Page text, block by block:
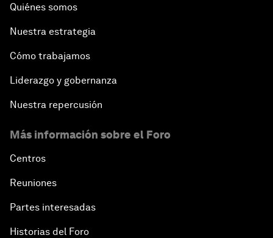
Quiénes somos
Nuestra estrategia
Cómo trabajamos
Liderazgo y gobernanza
Nuestra repercusión
Más información sobre el Foro
Centros
Reuniones
Partes interesadas
Historias del Foro